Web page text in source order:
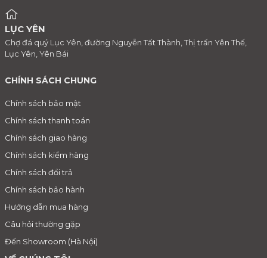
LỤC YÊN
Chợ đá quý Lục Yên, đường Nguyễn Tất Thành, Thị trấn Yên Thế,
Lục Yên, Yên Bái
CHÍNH SÁCH CHUNG
Chính sách bảo mật
Chính sách thanh toán
Chính sách giao hàng
Chính sách kiểm hàng
Chính sách đổi trả
Chính sách bảo hành
Hướng dẫn mua hàng
Câu hỏi thường gặp
Đến Showroom (Hà Nội)